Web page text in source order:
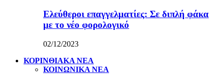
Ελεύθεροι επαγγελματίες: Σε διπλή φάκα
με το νέο φορολογικό
02/12/2023
ΚΟΡΙΝΘΙΑΚΑ ΝΕΑ
ΚΟΙΝΩΝΙΚΑ ΝΕΑ